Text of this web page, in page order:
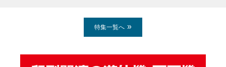
特集一覧へ